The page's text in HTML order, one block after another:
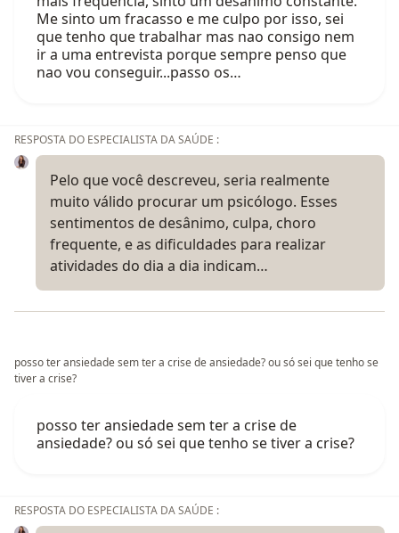
Me sinto um fracasso e me culpo por isso, sei
que tenho que trabalhar mas nao consigo nem
ir a uma entrevista porque sempre penso que
nao vou conseguir...passo os…
RESPOSTA DO ESPECIALISTA DA SAÚDE :
Pelo que você descreveu, seria realmente
muito válido procurar um psicólogo. Esses
sentimentos de desânimo, culpa, choro
frequente, e as dificuldades para realizar
atividades do dia a dia indicam…
posso ter ansiedade sem ter a crise de ansiedade? ou só sei que tenho se
tiver a crise?
posso ter ansiedade sem ter a crise de
ansiedade? ou só sei que tenho se tiver a crise?
RESPOSTA DO ESPECIALISTA DA SAÚDE :